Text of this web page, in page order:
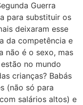
Guerra
para substituir os
deixaram esse
da competência e
não é o sexo, mas
no mundo
crianças? Babás
(não só para
salários altos) e